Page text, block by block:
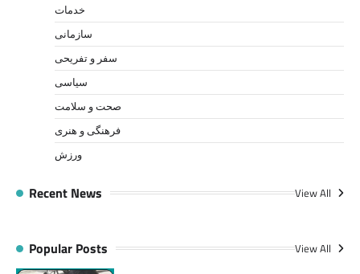
خدمات
سازمانی
سفر و تفریحی
سیاسی
صحت و سلامت
فرهنگی و هنری
ورزش
Recent News View All
Popular Posts View All